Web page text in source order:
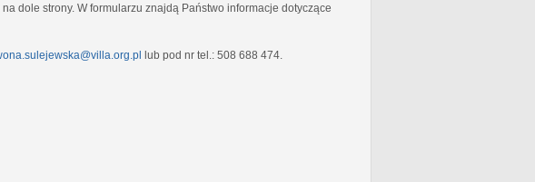
dole strony. W formularzu znajdą Państwo informacje dotyczące
lub pod nr tel.: 508 688 474.